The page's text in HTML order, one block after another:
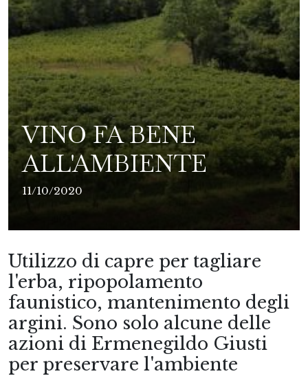
VINO FA BENE
ALL'AMBIENTE
11/10/2020
Utilizzo di capre per tagliare
l'erba, ripopolamento
faunistico, mantenimento degli
argini. Sono solo alcune delle
azioni di Ermenegildo Giusti
per preservare l'ambiente